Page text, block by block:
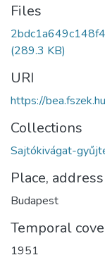
Files
(289.3 KB)
URI
https://
Collections
Sajtókivágat-
Place, address
Budapest
Temporal
1951